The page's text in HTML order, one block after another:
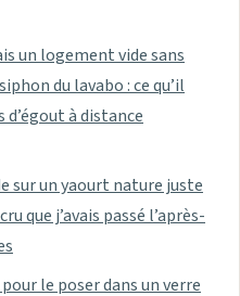
un logement vide sans
du lavabo : ce qu’il
à distance
sur un yaourt nature juste
que j’avais passé l’après-
le poser dans un verre